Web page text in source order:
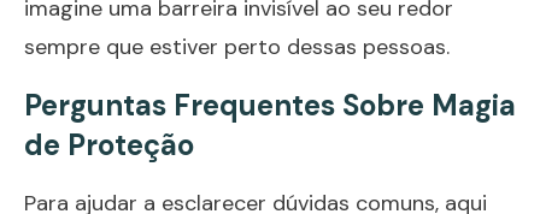
imagine uma barreira invisível ao seu redor
sempre que estiver perto dessas pessoas.
Perguntas Frequentes Sobre Magia
de Proteção
Para ajudar a esclarecer dúvidas comuns, aqui